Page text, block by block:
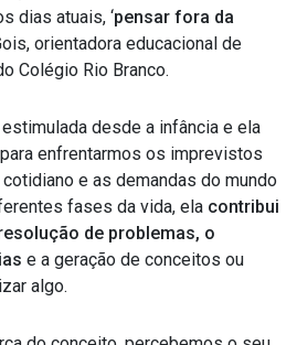
dias atuais, ‘pensar fora da
orientadora educacional de
Colégio Rio Branco.
desde a infância e ela
enfrentarmos os imprevistos
e as demandas do mundo
fases da vida, ela contribui
de problemas, o
e a geração de conceitos ou
algo.